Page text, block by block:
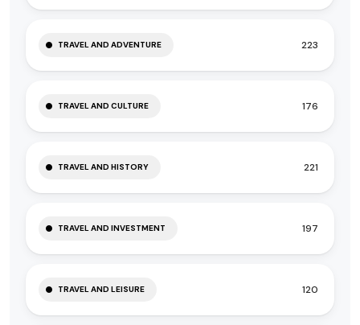
TRAVEL AND ADVENTURE 223
TRAVEL AND CULTURE 176
TRAVEL AND HISTORY 221
TRAVEL AND INVESTMENT 197
TRAVEL AND LEISURE 120